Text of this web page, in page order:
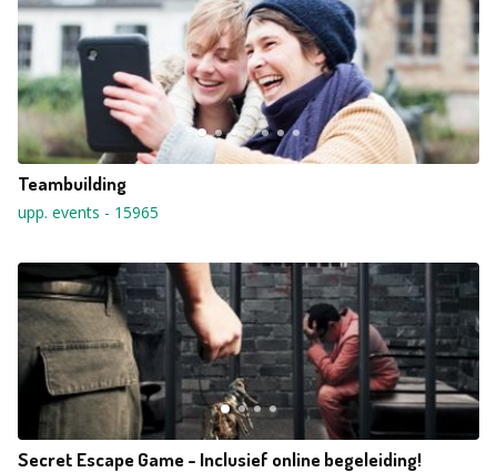
Teambuilding
upp. events - 15965
Secret Escape Game - Inclusief online begeleiding!